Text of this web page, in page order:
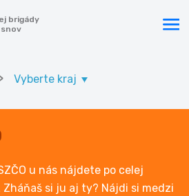
brigády
Vyberte kraj
u nás nájdete po celej
Zháňaš si ju aj ty? Nájdi si medzi